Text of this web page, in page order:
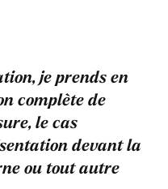
je prends en
complète de
le cas
devant la
ou tout autre